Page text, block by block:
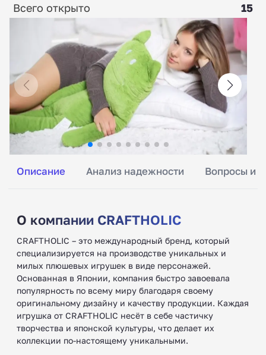
Описание Анализ надежности Вопросы и
О компании CRAFTHOLIC
CRAFTHOLIC – это международный бренд, который
специализируется на производстве уникальных и
милых плюшевых игрушек в виде персонажей.
Основанная в Японии, компания быстро завоевала
популярность по всему миру благодаря своему
оригинальному дизайну и качеству продукции. Каждая
игрушка от CRAFTHOLIC несёт в себе частичку
творчества и японской культуры, что делает их
коллекции по-настоящему уникальными.
Всего открыто
15